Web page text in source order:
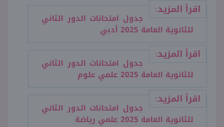
اقرأ المزيد:
جدول امتحانات الدور الثاني
للثانوية العامة 2025 أدبي
اقرأ المزيد:
جدول امتحانات الدور الثاني
للثانوية العامة 2025 علمي علوم
اقرأ المزيد:
جدول امتحانات الدور الثاني
للثانوية العامة 2025 علمي رياضة